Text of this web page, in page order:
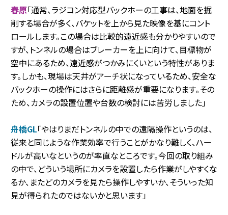
春原「通常、ラジコン対応型バックホーの工事は、地面を掘
削する場合が多く、バケットを上から見た映像を基にコント
ロールします。この場合は比較的遠近感も分かりやすいので
すが、トンネルの場合はブレーカーを上に向けて、目標物が
空中にあるため、遠近感がつかみにくいという特性がありま
す。しかも、現場は天井がアーチ状になっているため、安全な
バックホーの操作にはさらに距離感が重要になります。その
ため、カメラの設置位置や台数の検討には苦労しました」
舟橋GL「やはりまだトンネルの中での遠隔操作というのは、
従来と同じような作業効率で行うことがかなり難しく、ハー
ドルが高いなというのが率直なところです。今回の取り組み
の中で、どういう場所にカメラを設置したら作業がしやすくな
るか、またどのカメラを見たら操作しやすいか、そういった知
見が得られたのではないかと思います」